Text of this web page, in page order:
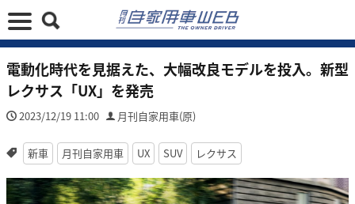
電動化時代を見据えた、大幅改良モデルを投入。新型
レクサス「UX」を発売
2023/12/19 11:00 月刊自家用車(原)
新車 月刊自家用車 UX SUV レクサス